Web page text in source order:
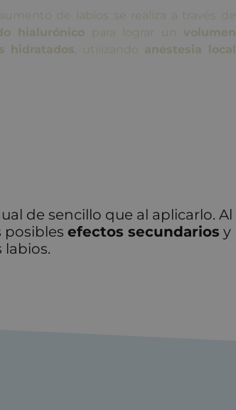
de labios se realiza a través de
hialurónico para lograr un volumen
hidratados , utilizando anestesia local
de sencillo que al aplicarlo. Al
posibles efectos secundarios y